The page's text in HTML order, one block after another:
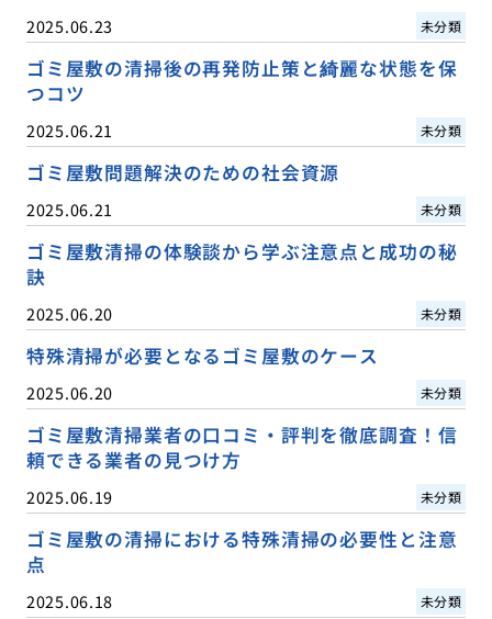
2025.06.23 未分類
ゴミ屋敷の清掃後の再発防止策と綺麗な状態を保
つコツ
2025.06.21 未分類
ゴミ屋敷問題解決のための社会資源
2025.06.21 未分類
ゴミ屋敷清掃の体験談から学ぶ注意点と成功の秘
訣
2025.06.20 未分類
特殊清掃が必要となるゴミ屋敷のケース
2025.06.20 未分類
ゴミ屋敷清掃業者の口コミ・評判を徹底調査！信
頼できる業者の見つけ方
2025.06.19 未分類
ゴミ屋敷の清掃における特殊清掃の必要性と注意
点
2025.06.18 未分類